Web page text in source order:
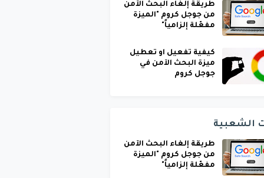
طريقة إلغاء البحث الآمن
من جوجل كروم "الميزة
مفعّلة إلزامياً"
كيفية تفعيل او تعطيل
ميزة البحث الآمن في
جوجل كروم
الشعبية
طريقة إلغاء البحث الآمن
من جوجل كروم "الميزة
مفعّلة إلزامياً"